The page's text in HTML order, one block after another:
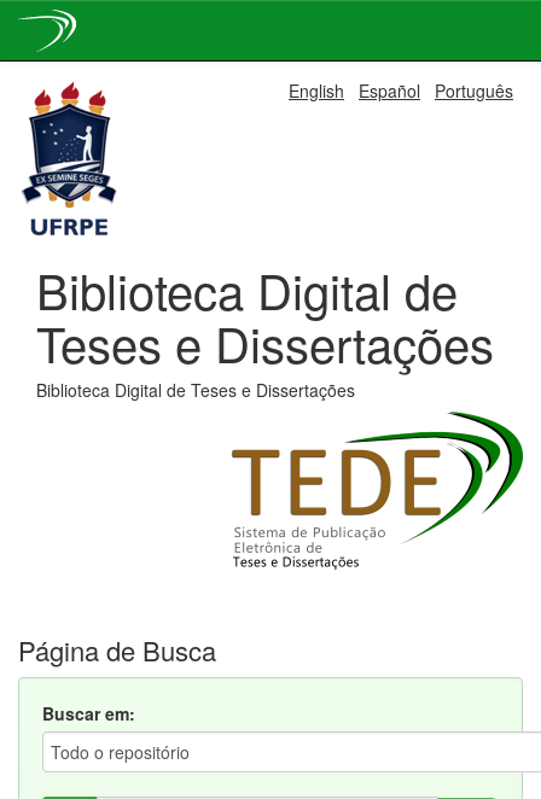
navigation
English Español Português
Biblioteca Digital de
Teses e Dissertações
Biblioteca Digital de Teses e Dissertações
Página de Busca
Buscar em: